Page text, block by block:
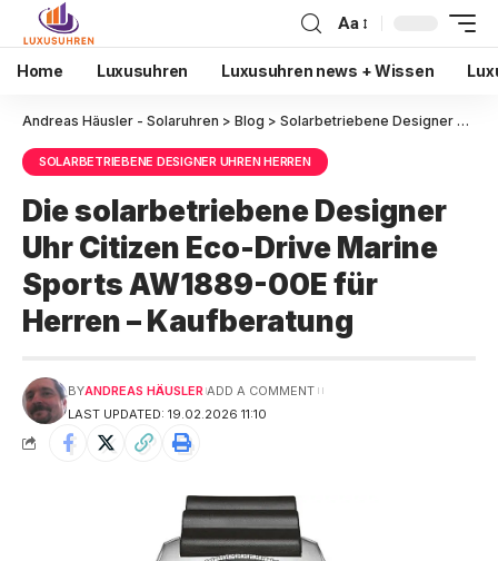
Aa
Home Luxusuhren Luxusuhren news + Wissen
Andreas Häusler - Solaruhren > Blog > Solarbetriebene Designer Uhren Herren
SOLARBETRIEBENE DESIGNER UHREN HERREN
Die solarbetriebene Designer
Uhr Citizen Eco-Drive Marine
Sports AW1889-00E für
Herren – Kaufberatung
LAST UPDATED: 19.02.2026 11:10
BYANDREAS HÄUSLER ADD A COMMENT